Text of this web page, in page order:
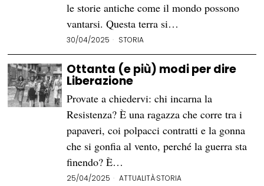
le storie antiche come il mondo possono
vantarsi. Questa terra si…
30/04/2025 STORIA
Ottanta (e più) modi per dire
Liberazione
Provate a chiedervi: chi incarna la
Resistenza? È una ragazza che corre tra i
papaveri, coi polpacci contratti e la gonna
che si gonfia al vento, perché la guerra sta
finendo? È…
25/04/2025 ATTUALITÀ·STORIA